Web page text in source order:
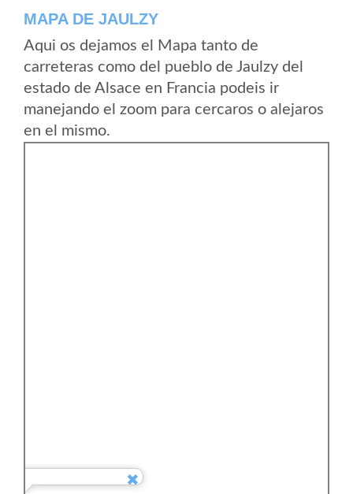
MAPA DE JAULZY
Aqui os dejamos el Mapa tanto de
carreteras como del pueblo de Jaulzy del
estado de Alsace en Francia podeis ir
manejando el zoom para cercaros o alejaros
en el mismo.